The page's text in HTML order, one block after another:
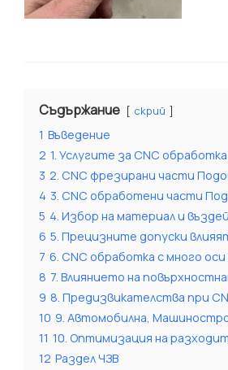
Съдържание скрий
1 Въведение
2 1. Услугите за CNC
3 2. CNC фрезирани части
4 3. CNC обработени части
5 4. Избор на материал и
6 5. Прецизните допуски
7 6. CNC обработка с много
8 7. Влиянието на
9 8. Предизвикателства при
10 9. Автомобилна,
11 10. Оптимизация на
12 Раздел ЧЗВ